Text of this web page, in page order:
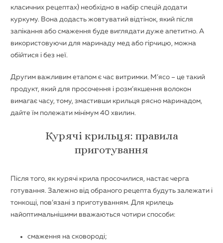
класичних рецептах) необхідно в набір спецій додати
куркуму. Вона додасть жовтуватий відтінок, який після
запікання або смаження буде виглядати дуже апетитно. А
використовуючи для маринаду мед або гірчицю, можна
обійтися і без неї.
Другим важливим етапом є час витримки. М’ясо – це такий
продукт, який для просочення і розм’якшення волокон
вимагає часу, тому, змастивши крильця рясно маринадом,
дайте їм полежати мінімум 40 хвилин.
Курячі крильця: правила
приготування
Після того, як курячі крила просочилися, настає черга
готування. Залежно від обраного рецепта будуть залежати і
тонкощі, пов’язані з приготуванням. Для крилець
найоптимальнішими вважаються чотири способи:
смаження на сковороді;